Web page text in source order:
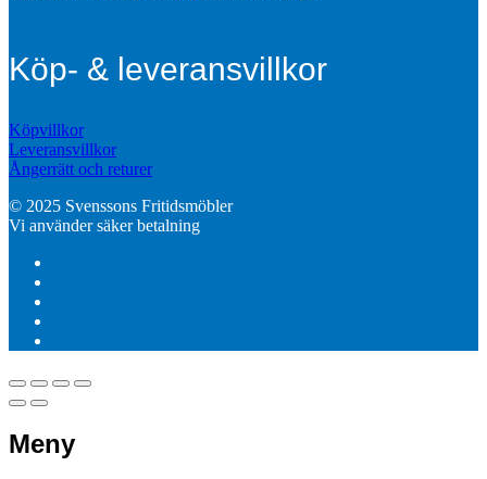
Köp- & leveransvillkor
Köpvillkor
Leveransvillkor
Ångerrätt och returer
© 2025 Svenssons Fritidsmöbler
Vi använder säker betalning
Meny